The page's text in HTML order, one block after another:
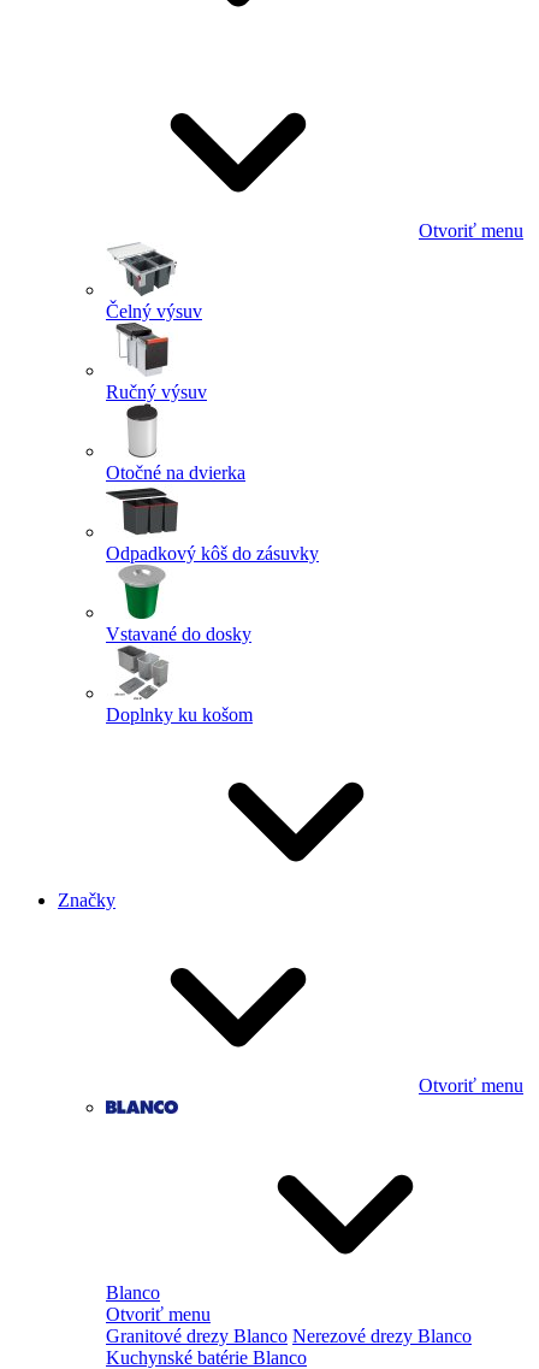
Otvoriť menu
Čelný výsuv
Ručný výsuv
Otočné na dvierka
Odpadkový kôš do zásuvky
Vstavané do dosky
Doplnky ku košom
Značky
Otvoriť menu
Blanco
Otvoriť menu
Granitové drezy Blanco Nerezové drezy Blanco
Kuchynské batérie Blanco